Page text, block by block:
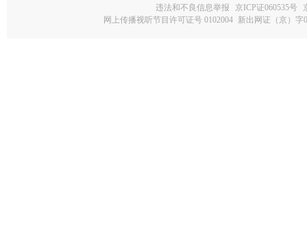
违法和不良信息举报 京ICP证060535号
网上传播视听节目许可证号 0102004 新出网证（京）